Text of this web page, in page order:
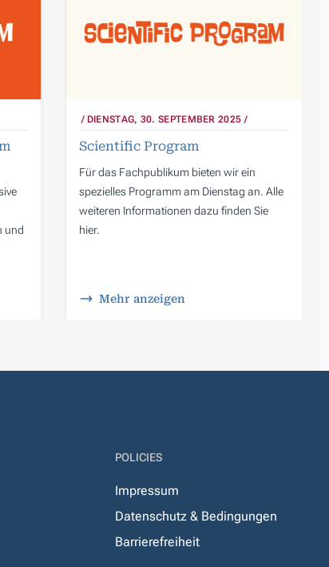
und
DIENSTAG, 30. SEPTEMBER 2025
Scientific Program
Für das Fachpublikum bieten wir ein
spezielles Programm am Dienstag an. Alle
weiteren Informationen dazu finden Sie
hier.
Mehr anzeigen
POLICIES
Impressum
Datenschutz & Bedingungen
Barrierefreiheit